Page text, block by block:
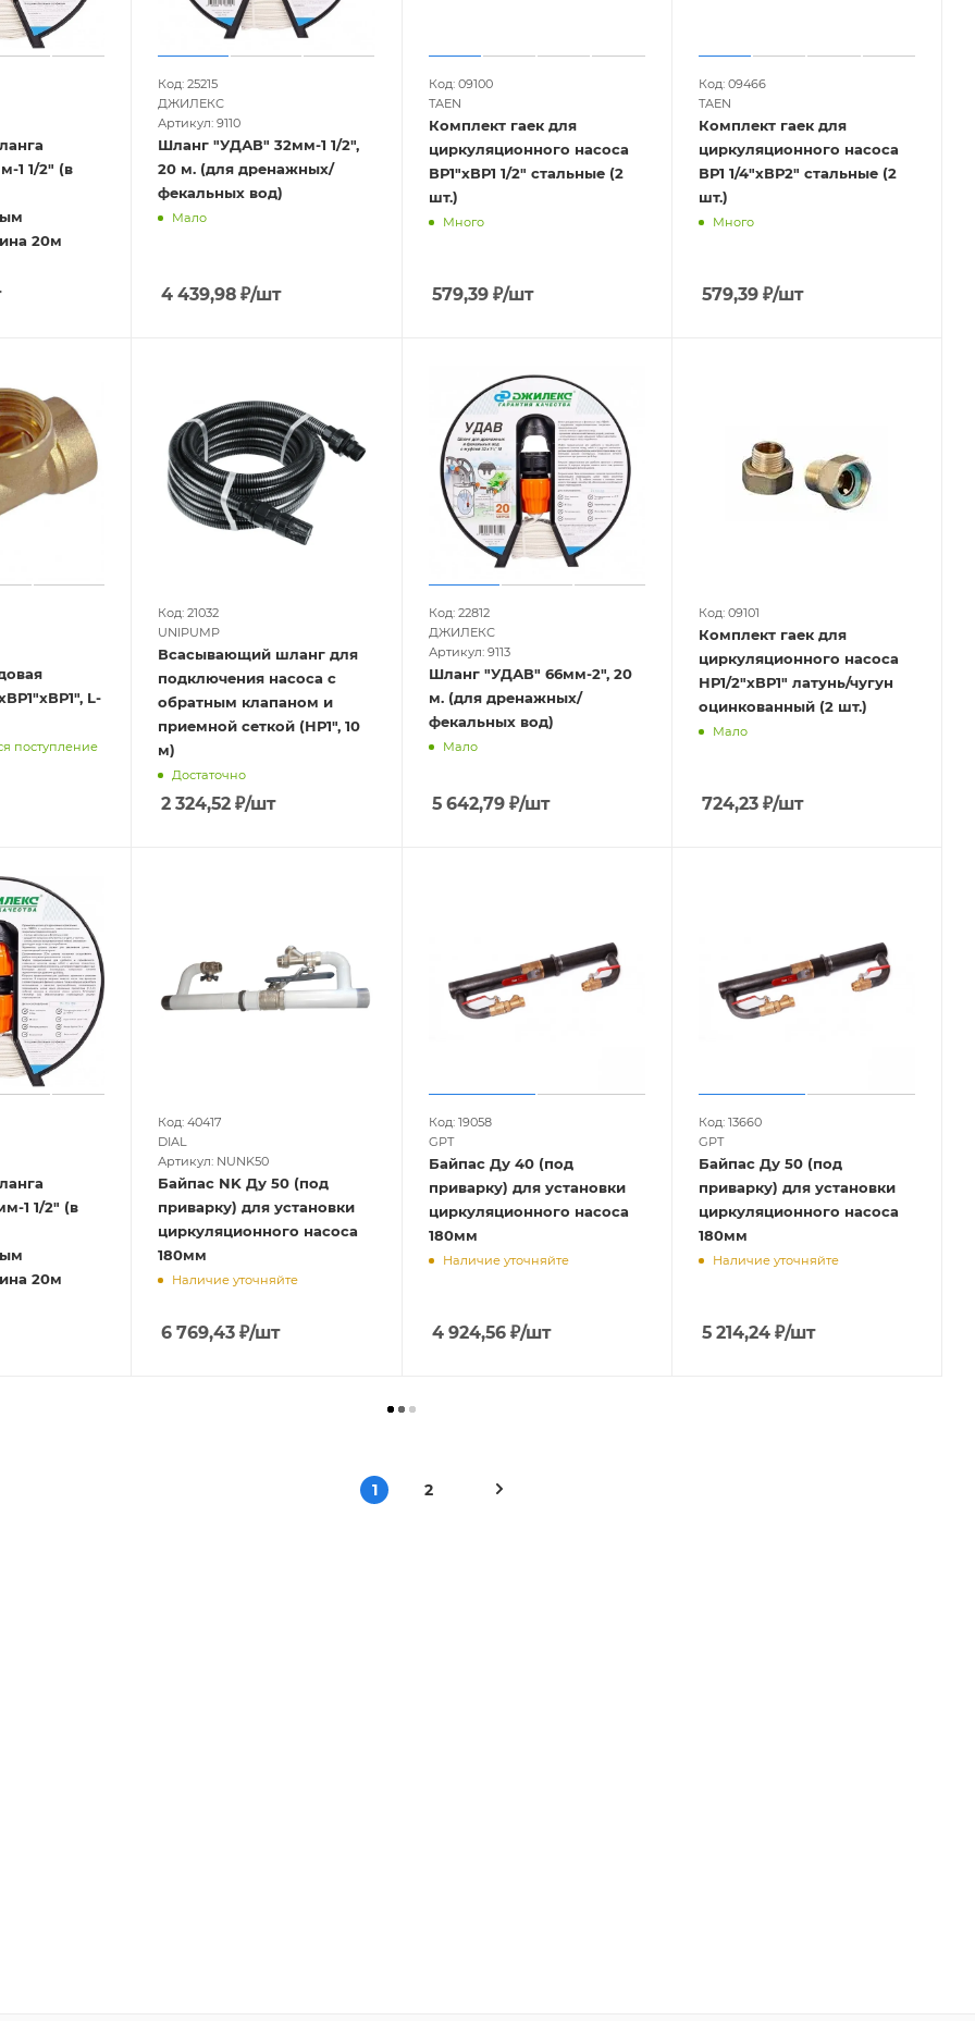
1 1/2" (в
20м
Код: 25215
ДЖИЛЕКС
Артикул: 9110
Шланг "УДАВ" 32мм-1 1/2",
20 м. (для дренажных/
фекальных вод)
Мало
4 439,98 ₽/шт
Код: 09100
TAEN
Комплект гаек для
циркуляционного насоса
ВР1"хВР1 1/2" стальные (2
шт.)
Много
579,39₽/шт
Код: 09466
TAEN
Комплект гаек для
циркуляционного насоса
ВР1 1/4"хВР2" стальные (2
шт.)
Много
579,39₽/шт
L-
поступление
Код: 21032
UNIPUMP
Всасывающий шланг для
подключения насоса с
обратным клапаном и
приемной сеткой (НР1", 10
м)
Достаточно
2 324,52 ₽/шт
Код: 22812
ДЖИЛЕКС
Артикул: 9113
Шланг "УДАВ" 66мм-2", 20
м. (для дренажных/
фекальных вод)
Мало
5 642,79₽/шт
Код: 09101
Комплект гаек для
циркуляционного насоса
НР1/2"хВР1" латунь/чугун
оцинкованный (2 шт.)
Мало
724,23₽/шт
1 1/2" (в
20м
Код: 40417
DIAL
Артикул: NUNK50
Байпас NK Ду 50 (под
приварку) для установки
циркуляционного насоса
180мм
Наличие уточняйте
6 769,43 ₽/шт
Код: 19058
GPT
Байпас Ду 40 (под
приварку) для установки
циркуляционного насоса
180мм
Наличие уточняйте
4 924,56₽/шт
Код: 13660
GPT
Байпас Ду 50 (под
приварку) для установки
циркуляционного насоса
180мм
Наличие уточняйте
5 214,24₽/шт
1 2